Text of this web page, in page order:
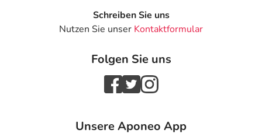
Schreiben Sie uns
Nutzen Sie unser Kontaktformular
Folgen Sie uns
Unsere Aponeo App